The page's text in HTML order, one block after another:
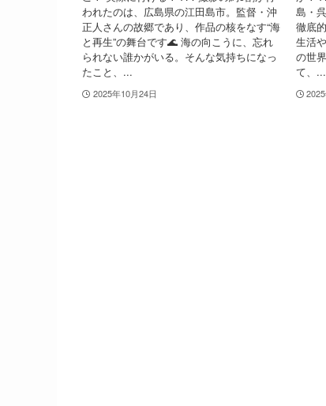
われたのは、広島県の江田島市。監督・沖
正人さんの故郷であり、作品の核をなす“海
と再生”の舞台です🌊 海の向こうに、忘れ
られない誰かがいる。そんな気持ちになっ
たこと、...
2025年10月24日
島・
徹底
生活
の世
て、...